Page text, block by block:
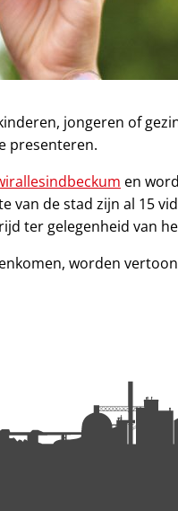
jongeren of
presenteren.
en
van de stad zijn al 15
ter gelegenheid van
worden